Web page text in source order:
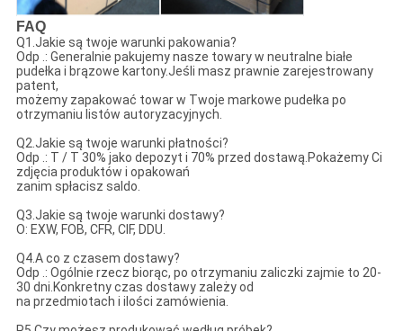
FAQ
Q1.Jakie są twoje warunki pakowania?
Odp .: Generalnie pakujemy nasze towary w neutralne białe
pudełka i brązowe kartony.Jeśli masz prawnie zarejestrowany
patent,
możemy zapakować towar w Twoje markowe pudełka po
otrzymaniu listów autoryzacyjnych.
Q2.Jakie są twoje warunki płatności?
Odp .: T / T 30% jako depozyt i 70% przed dostawą.Pokażemy Ci
zdjęcia produktów i opakowań
zanim spłacisz saldo.
Q3.Jakie są twoje warunki dostawy?
O: EXW, FOB, CFR, CIF, DDU.
Q4.A co z czasem dostawy?
Odp .: Ogólnie rzecz biorąc, po otrzymaniu zaliczki zajmie to 20-
30 dni.Konkretny czas dostawy zależy od
na przedmiotach i ilości zamówienia.